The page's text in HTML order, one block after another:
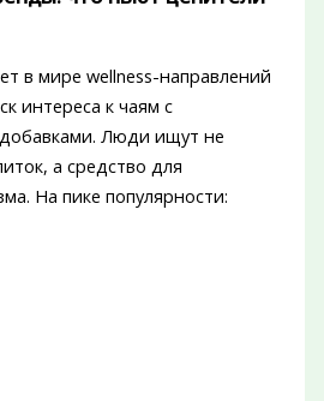
в мире wellness-направлений
интереса к чаям с
Люди ищут не
а средство для
На пике популярности: